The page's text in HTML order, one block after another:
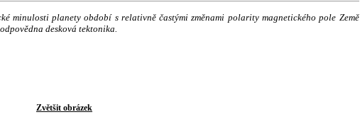
minulosti planety období s relativně častými změnami polarity magnetického pole Země
desková tektonika.
Zvětšit obrázek